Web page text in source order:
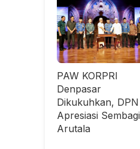
PAW KORPRI
Denpasar
Dikukuhkan, DPN
Apresiasi Sembagi
Arutala